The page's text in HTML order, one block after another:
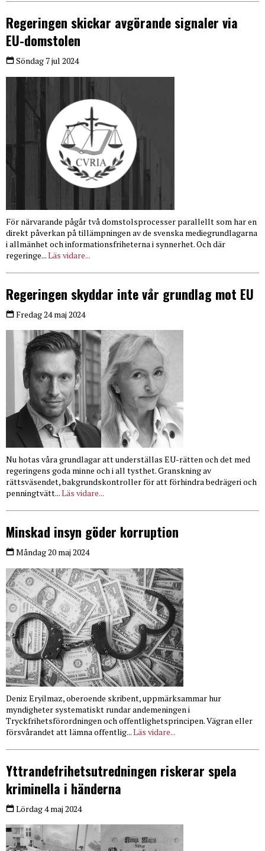
Regeringen skickar avgörande signaler via
EU-domstolen
Söndag 7 jul 2024
För närvarande pågår två domstolsprocesser parallellt som har en
direkt påverkan på tillämpningen av de svenska mediegrundlagarna
i allmänhet och informationsfriheterna i synnerhet. Och där
regeringe...Läs vidare...
Regeringen skyddar inte vår grundlag mot EU
Fredag 24 maj 2024
Nu hotas våra grundlagar att underställas EU-rätten och det med
regeringens goda minne och i all tysthet. Granskning av
rättsväsendet, bakgrundskontroller för att förhindra bedrägeri och
penningtvätt...Läs vidare...
Minskad insyn göder korruption
Måndag 20 maj 2024
Deniz Eryilmaz, oberoende skribent, uppmärksammar hur
myndigheter systematiskt rundar andemeningen i
Tryckfrihetsförordningen och offentlighetsprincipen. Vägran eller
försvårandet att lämna offentlig...Läs vidare...
Yttrandefrihetsutredningen riskerar spela
kriminella i händerna
Lördag 4 maj 2024